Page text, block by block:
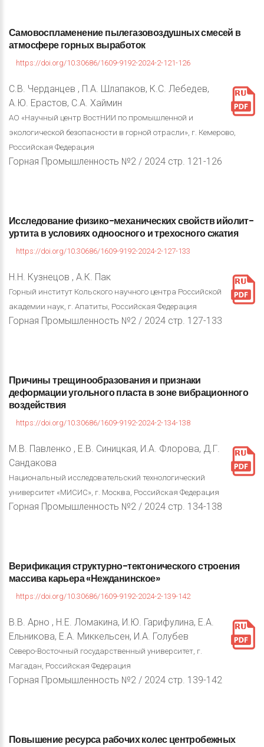
Самовоспламенениепылегазовоздушныхсмесей в
атмосферегорныхвыработок
https://doi.org/10.30686/1609-9192-2024-2-121-126
С.В. Черданцев , П.А. Шлапаков, К.С. Лебедев,
А.Ю. Ерастов, С.А. Хаймин
АО «Научный центр ВостНИИ по промышленной и
экологической безопасности в горной отрасли», г. Кемерово,
Российская Федерация
Горная Промышленность №2 / 2024 стр. 121-126
Исследованиефизико-механическихсвойствийолит-
уртитавусловияходноосного итрехосногосжатия
https://doi.org/10.30686/1609-9192-2024-2-127-133
Н.Н. Кузнецов , А.К. Пак
Горный институт Кольского научного центра Российской
академии наук, г. Апатиты, Российская Федерация
Горная Промышленность №2 / 2024 стр. 127-133
Причинытрещинообразованияи признаки
деформацииугольногопластавзоневибрационного
воздействия
https://doi.org/10.30686/1609-9192-2024-2-134-138
М.В. Павленко , Е.В. Синицкая, И.А. Флорова, Д.Г.
Сандакова
Национальный исследовательский технологический
университет «МИСИС», г. Москва, Российская Федерация
Горная Промышленность №2 / 2024 стр. 134-138
Верификацияструктурно-тектоническогостроения
массивакарьера«Нежданинское»
https://doi.org/10.30686/1609-9192-2024-2-139-142
В.В. Арно , Н.Е. Ломакина, И.Ю. Гарифулина, Е.А.
Ельникова, Е.А. Миккельсен, И.А. Голубев
Северо-Восточный государственный университет, г.
Магадан, Российская Федерация
Горная Промышленность №2 / 2024 стр. 139-142
Повышениересурсарабочихколесцентробежных